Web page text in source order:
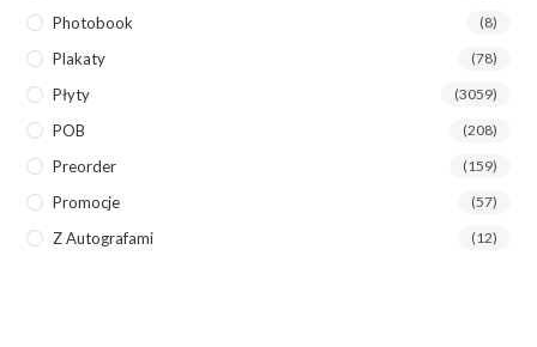
Photobook (8)
Plakaty (78)
Płyty (3059)
POB (208)
Preorder (159)
Promocje (57)
Z Autografami (12)